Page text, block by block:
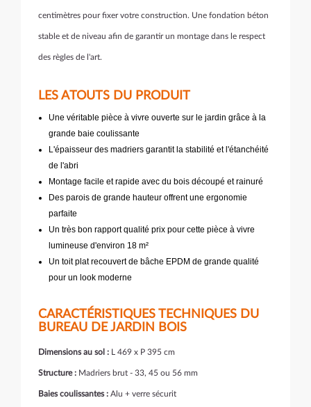
centimètres pour fixer votre construction. Une fondation béton
stable et de niveau afin de garantir un montage dans le respect
des règles de l'art.
LES ATOUTS DU PRODUIT
Une véritable pièce à vivre ouverte sur le jardin grâce à la
grande baie coulissante
L'épaisseur des madriers garantit la stabilité et l'étanchéité
de l'abri
Montage facile et rapide avec du bois découpé et rainuré
Des parois de grande hauteur offrent une ergonomie
parfaite
Un très bon rapport qualité prix pour cette pièce à vivre
lumineuse d'environ 18 m²
Un toit plat recouvert de bâche EPDM de grande qualité
pour un look moderne
CARACTÉRISTIQUES TECHNIQUES DU
BUREAU DE JARDIN BOIS
Dimensions au sol : L 469 x P 395 cm
Structure : Madriers brut - 33, 45 ou 56 mm
Baies coulissantes : Alu + verre sécurit